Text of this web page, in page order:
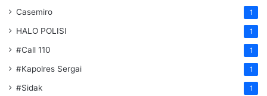
Casemiro 1
HALO POLISI 1
#Call 110 1
#Kapolres Sergai 1
#Sidak 1